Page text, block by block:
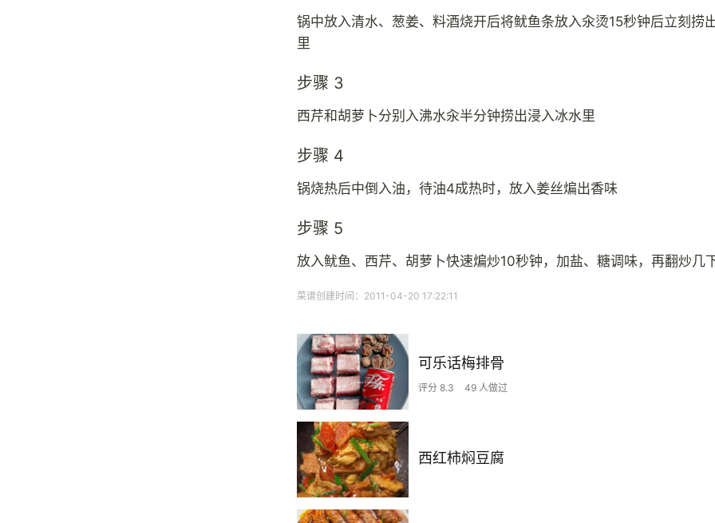
锅中放入清水、葱姜、料酒烧开后将鱿鱼条放入汆烫15秒钟后立刻捞
里
步骤 3
西芹和胡萝卜分别入沸水汆半分钟捞出浸入冰水里
步骤 4
锅烧热后中倒入油，待油4成热时，放入姜丝煸出香味
步骤 5
放入鱿鱼、西芹、胡萝卜快速煸炒10秒钟，加盐、糖调味，再翻炒几
菜谱创建时间：2011-04-20 17:22:11
可乐话梅排骨
评分 8.3 49 人做过
西红柿焖豆腐